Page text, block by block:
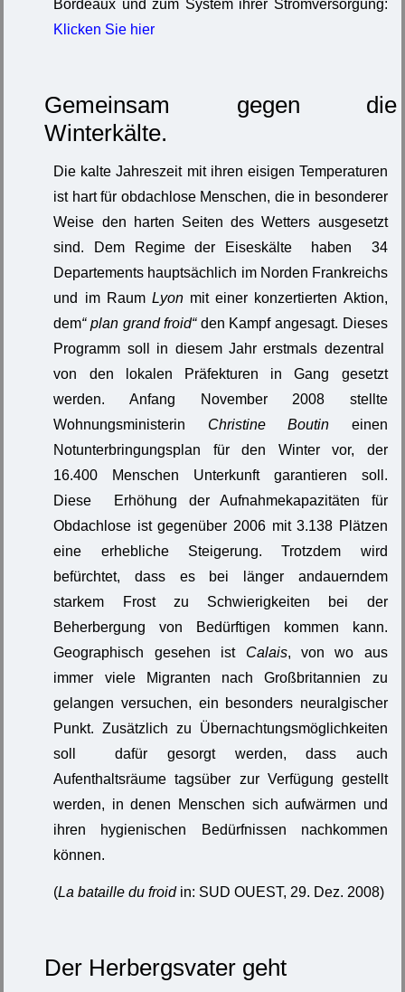
Bordeaux und zum System ihrer Stromversorgung:
Klicken Sie hier
Gemeinsam gegen die
Winterkälte.
Die kalte Jahreszeit mit ihren eisigen Temperaturen
ist hart für obdachlose Menschen, die in besonderer
Weise den harten Seiten des Wetters ausgesetzt
sind. Dem Regime der Eiseskälte haben 34
Departements hauptsächlich im Norden Frankreichs
und im Raum Lyonmit einer konzertierten Aktion,
dem“ plan grand froid“den Kampf angesagt. Dieses
Programm soll in diesem Jahr erstmals dezentral
von den lokalen Präfekturen in Gang gesetzt
werden. Anfang November 2008 stellte
Wohnungsministerin Christine Boutin einen
Notunterbringungsplan für den Winter vor, der
16.400 Menschen Unterkunft garantieren soll.
Diese Erhöhung der Aufnahmekapazitäten für
Obdachlose ist gegenüber 2006 mit 3.138 Plätzen
eine erhebliche Steigerung. Trotzdem wird
befürchtet, dass es bei länger andauerndem
starkem Frost zu Schwierigkeiten bei der
Beherbergung von Bedürftigen kommen kann.
Geographisch gesehen ist Calais, von wo aus
immer viele Migranten nach Großbritannien zu
gelangen versuchen, ein besonders neuralgischer
Punkt. Zusätzlich zu Übernachtungsmöglichkeiten
soll dafür gesorgt werden, dass auch
Aufenthaltsräume tagsüber zur Verfügung gestellt
werden, in denen Menschen sich aufwärmen und
ihren hygienischen Bedürfnissen nachkommen
können.
(La bataille du froidin: SUD OUEST, 29. Dez. 2008)
Der Herbergsvater geht